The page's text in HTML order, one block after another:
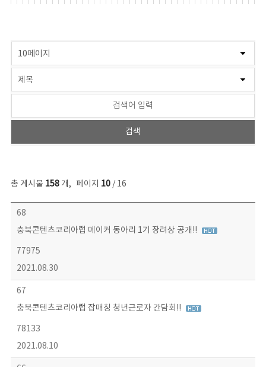
총 게시물 158개, 페이지 10/ 16
콘텐츠이슈 목록 - 번호, 제목, 작성자, 파일, 조회수, 작성일 정보 제공
68
충북콘텐츠코리아랩 메이커 동아리 1기 장려상 공개!!
77975
2021.08.30
67
충북콘텐츠코리아랩 잡매칭 청년근로자 간담회!!
78133
2021.08.10